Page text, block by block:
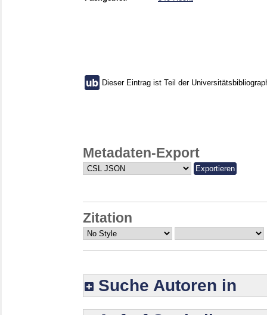
Dieser Eintrag ist Teil der
Metadaten-Export
Zitation
Suche Autoren in